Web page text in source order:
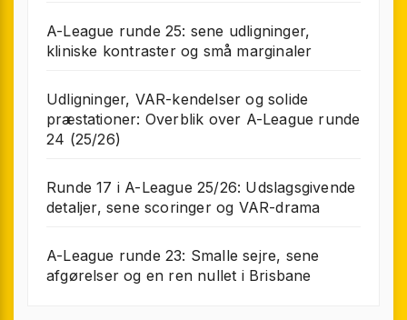
A-League runde 25: sene udligninger,
kliniske kontraster og små marginaler
Udligninger, VAR-kendelser og solide
præstationer: Overblik over A-League runde
24 (25/26)
Runde 17 i A-League 25/26: Udslagsgivende
detaljer, sene scoringer og VAR-drama
A-League runde 23: Smalle sejre, sene
afgørelser og en ren nullet i Brisbane